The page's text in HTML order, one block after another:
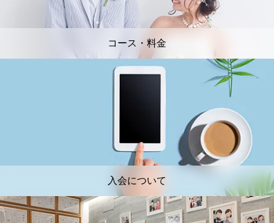
コース・料金
入会について